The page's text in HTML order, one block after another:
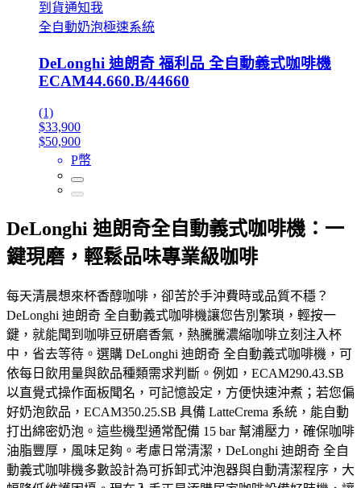
到貨通知我
全自動奶泡極速系統
DeLonghi 迪朗奇 福利品 全自動義式咖啡機
ECAM44.660.B/44660
(1)
$33,900
$50,900
P幣
DeLonghi 迪朗奇全自動義式咖啡機：一
鍵現磨，輕鬆品味專業級咖啡
每天清晨想來杯香醇咖啡，卻苦於手沖費時或品質不穩？
DeLonghi 迪朗奇 全自動義式咖啡機讓您告別繁瑣，輕按一
鍵，就能聞到咖啡豆研磨香氣，熱騰騰濃縮咖啡立刻注入杯
中，省去等待。選購 DeLonghi 迪朗奇 全自動義式咖啡機，可
依每日飲用量與飲品種類需求判斷。例如，ECAM290.43.SB
以直覺式操作面板聞名，可記憶設定，方便快速沖煮；若您偏
好奶泡飲品，ECAM350.25.SB 具備 LatteCrema 系統，能自動
打出綿密奶泡。這些機型通常配備 15 bar 幫浦壓力，確保咖啡
油脂豐厚，風味足夠。考慮日常清潔，DeLonghi 迪朗奇 全自
動義式咖啡機多數設計為可拆卸式沖泡器與自動清潔程序，大